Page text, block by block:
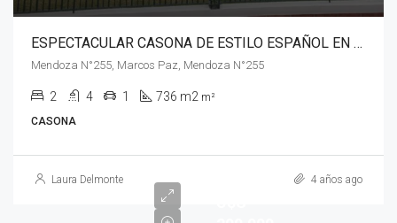
ESPECTACULAR CASONA DE ESTILO ESPAÑOL EN VENTA
Mendoza N°255, Marcos Paz, Mendoza N°255
2 4 1 736 m2 m²
CASONA
Laura Delmonte 4 años ago